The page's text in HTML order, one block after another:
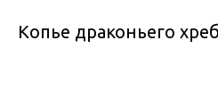
Копье драконьего